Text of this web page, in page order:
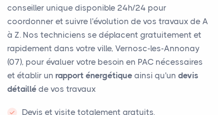
conseiller unique disponible 24h/24 pour
coordonner et suivre l'évolution de vos travaux de A
à Z. Nos techniciens se déplacent gratuitement et
rapidement dans votre ville, Vernosc-les-Annonay
(07), pour évaluer votre besoin en PAC nécessaires
et établir un rapport énergétique ainsi qu'un devis
détaillé de vos travaux
Devis et visite totalement gratuits.